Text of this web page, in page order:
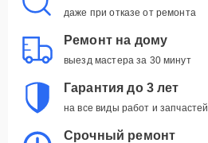
даже при отказе от ремонта
Ремонт на дому
выезд мастера за 30 минут
Гарантия до 3 лет
на все виды работ и запчастей
Срочный ремонт